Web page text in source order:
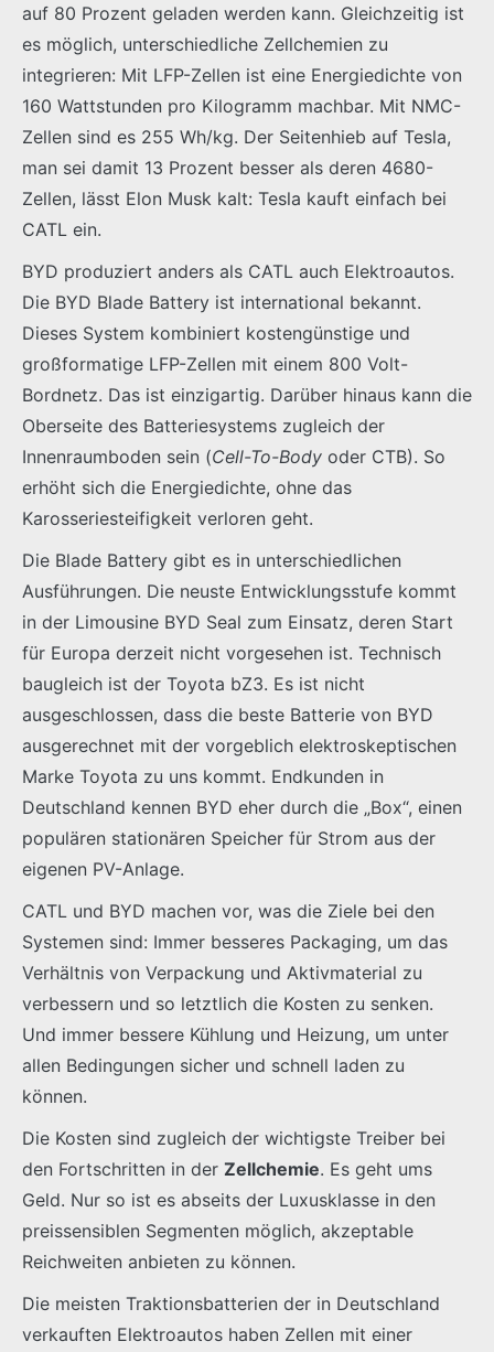
auf 80 Prozent geladen werden kann. Gleichzeitig ist
es möglich, unterschiedliche Zellchemien zu
integrieren: Mit LFP-Zellen ist eine Energiedichte von
160 Wattstunden pro Kilogramm machbar. Mit NMC-
Zellen sind es 255 Wh/kg. Der Seitenhieb auf Tesla,
man sei damit 13 Prozent besser als deren 4680-
Zellen, lässt Elon Musk kalt: Tesla kauft einfach bei
CATL ein.
BYD produziert anders als CATL auch Elektroautos.
Die BYD Blade Battery ist international bekannt.
Dieses System kombiniert kostengünstige und
großformatige LFP-Zellen mit einem 800 Volt-
Bordnetz. Das ist einzigartig. Darüber hinaus kann die
Oberseite des Batteriesystems zugleich der
Innenraumboden sein (Cell-To-Body oder CTB). So
erhöht sich die Energiedichte, ohne das
Karosseriesteifigkeit verloren geht.
Die Blade Battery gibt es in unterschiedlichen
Ausführungen. Die neuste Entwicklungsstufe kommt
in der Limousine BYD Seal zum Einsatz, deren Start
für Europa derzeit nicht vorgesehen ist. Technisch
baugleich ist der Toyota bZ3. Es ist nicht
ausgeschlossen, dass die beste Batterie von BYD
ausgerechnet mit der vorgeblich elektroskeptischen
Marke Toyota zu uns kommt. Endkunden in
Deutschland kennen BYD eher durch die „Box“, einen
populären stationären Speicher für Strom aus der
eigenen PV-Anlage.
CATL und BYD machen vor, was die Ziele bei den
Systemen sind: Immer besseres Packaging, um das
Verhältnis von Verpackung und Aktivmaterial zu
verbessern und so letztlich die Kosten zu senken.
Und immer bessere Kühlung und Heizung, um unter
allen Bedingungen sicher und schnell laden zu
können.
Die Kosten sind zugleich der wichtigste Treiber bei
den Fortschritten in der Zellchemie. Es geht ums
Geld. Nur so ist es abseits der Luxusklasse in den
preissensiblen Segmenten möglich, akzeptable
Reichweiten anbieten zu können.
Die meisten Traktionsbatterien der in Deutschland
verkauften Elektroautos haben Zellen mit einer